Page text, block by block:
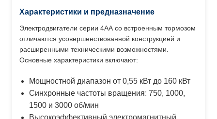
Характеристики и предназначение
Электродвигатели серии 4АА со встроенным тормозом
отличаются усовершенствованной конструкцией и
расширенными техническими возможностями.
Основные характеристики включают:
Мощностной диапазон от 0,55 кВт до 160 кВт
Синхронные частоты вращения: 750, 1000,
1500 и 3000 об/мин
Высокоэффективный электромагнитный